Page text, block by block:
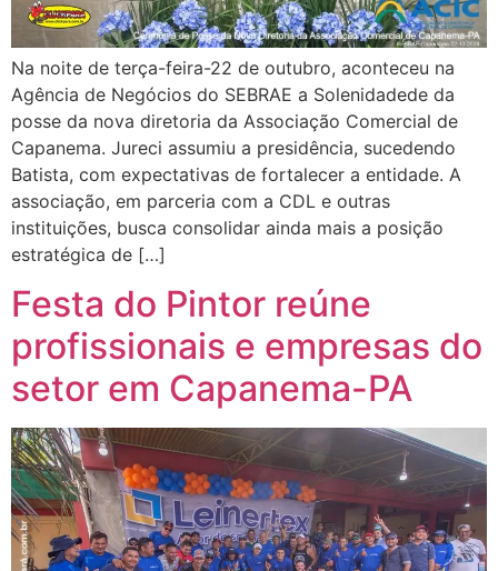
Na noite de terça-feira-22 de outubro, aconteceu na
Agência de Negócios do SEBRAE a Solenidadede da
posse da nova diretoria da Associação Comercial de
Capanema. Jureci assumiu a presidência, sucedendo
Batista, com expectativas de fortalecer a entidade. A
associação, em parceria com a CDL e outras
instituições, busca consolidar ainda mais a posição
estratégica de […]
Festa do Pintor reúne
profissionais e empresas do
setor em Capanema-PA